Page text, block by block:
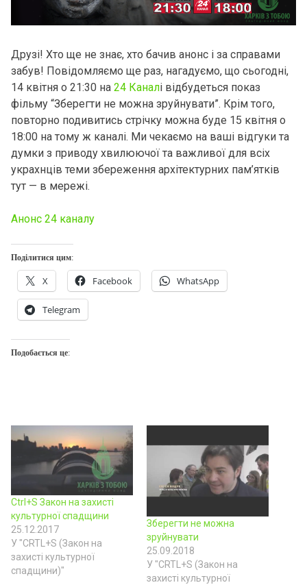
Друзі! Хто ще не знає, хто бачив анонс і за справами
забув! Повідомляємо ще раз, нагадуємо, що сьогодні,
14 квітня о 21:30 на 24 Каналі відбудеться показ
фільму “Зберегти не можна зруйнувати”. Крім того,
повторно подивитись стрічку можна буде 15 квітня о
18:00 на тому ж каналі. Ми чекаємо на ваші відгуки та
думки з приводу хвилюючої та важливої для всіх
украхнців теми збереження архітектурних пам’ятків
тут — в мережі.
Анонс 24 каналу
Поділитися цим:
X Facebook WhatsApp
Telegram
Подобається це:
Ctrl+S Закон на захисті
культурної спадщини
25.12.2017
У "CRTL+S (Закон на
захисті культурної
спадщини)"
Зберегти не можна
зруйнувати
25.09.2018
У "CRTL+S (Закон на
захисті культурної